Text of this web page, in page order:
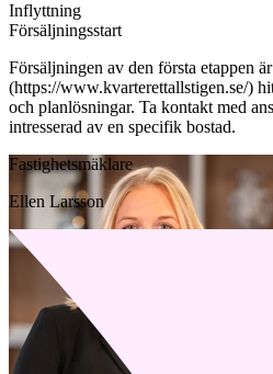
Inflyttning
Försäljningsstart
Försäljningen av den första etappen
(https://www.kvarterettallstigen.se/)
och planlösningar. Ta kontakt med
intresserad av en specifik bostad.
Fastighetsmäklare
Ellen Larsson